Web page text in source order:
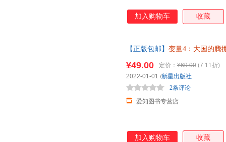
加入购物车 收藏
【正版包邮】 变量4：大国的腾
邮速发 假一罚十
¥49.00 定价： ¥69.00 (7.11折)
爱知图书专营店
2条评论
2022-01-01 /新星出版社
加入购物车 收藏